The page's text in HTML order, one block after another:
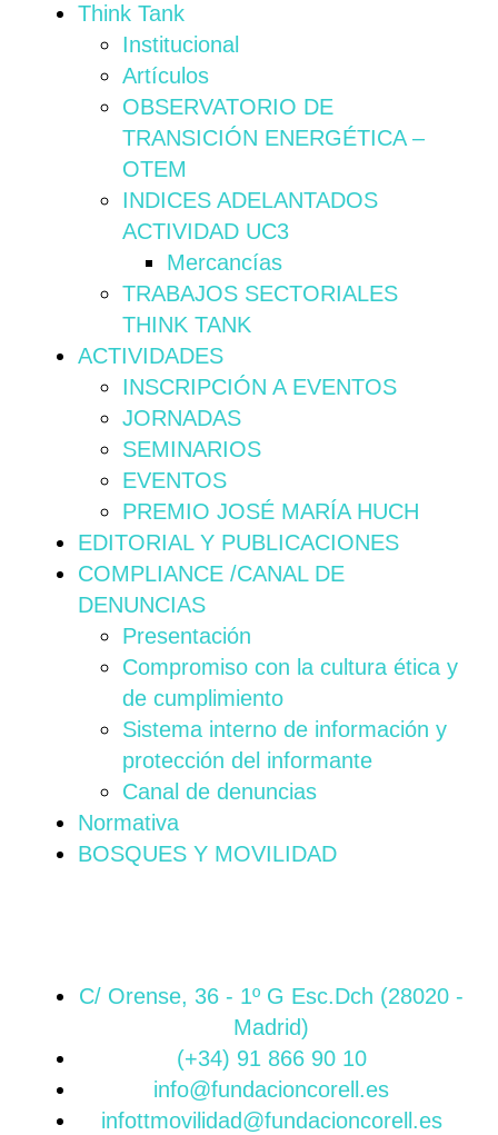
Think Tank
Institucional
Artículos
OBSERVATORIO DE
TRANSICIÓN ENERGÉTICA –
OTEM
INDICES ADELANTADOS
ACTIVIDAD UC3
Mercancías
TRABAJOS SECTORIALES
THINK TANK
ACTIVIDADES
INSCRIPCIÓN A EVENTOS
JORNADAS
SEMINARIOS
EVENTOS
PREMIO JOSÉ MARÍA HUCH
EDITORIAL Y PUBLICACIONES
COMPLIANCE /CANAL DE
DENUNCIAS
Presentación
Compromiso con la cultura ética y
de cumplimiento
Sistema interno de información y
protección del informante
Canal de denuncias
Normativa
BOSQUES Y MOVILIDAD
C/ Orense, 36 - 1º G Esc.Dch (28020 -
Madrid)
(+34) 91 866 90 10
info@fundacioncorell.es
infottmovilidad@fundacioncorell.es